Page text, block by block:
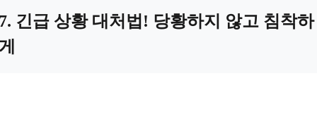
긴급 상황 대처법! 당황하지 않고 침착하